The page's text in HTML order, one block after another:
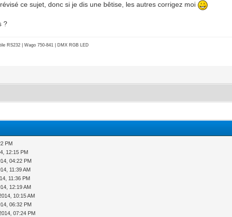
ce sujet, donc si je dis une bêtise, les autres corrigez moi
?
RS232 | Wago 750-841 | DMX RGB LED
PM
12:15 PM
04:22 PM
11:39 AM
11:36 PM
12:19 AM
10:15 AM
06:32 PM
07:24 PM